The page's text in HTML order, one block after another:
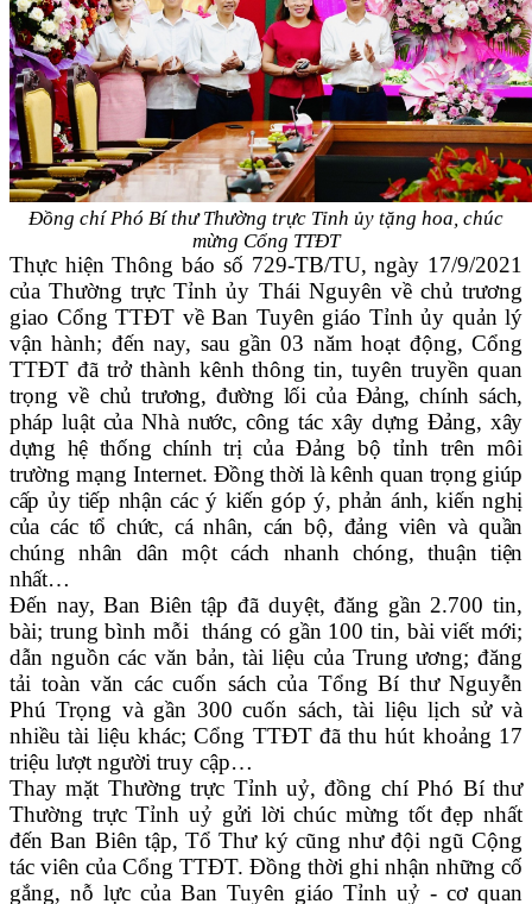
Đồng chí Phó Bí thư Thường trực Tỉnh ủy tặng hoa, chúc
mừng Cổng TTĐT
Thực hiện Thông báo số 729-TB/TU, ngày 17/9/2021
của Thường trực Tỉnh ủy Thái Nguyên về chủ trương
giao Cổng TTĐT về Ban Tuyên giáo Tỉnh ủy quản lý
vận hành; đến nay, sau gần 03 năm hoạt động, Cổng
TTĐT đã trở thành kênh thông tin, tuyên truyền quan
trọng về chủ trương, đường lối của Đảng, chính sách,
pháp luật của Nhà nước, công tác xây dựng Đảng, xây
dựng hệ thống chính trịcủa Đảng bộ tỉnh trên môi
trường mạng Internet. Đồng thời là kênh quan trọng giúp
cấp ủy tiếp nhận các ý kiến góp ý, phản ánh, kiến nghị
của các tổ chức, cá nhân, cán bộ, đảng viên và quần
chúng nhân dân một cách nhanh chóng, thuận tiện
nhất…
Đến nay, Ban Biên tập đã duyệt, đăng gần 2.700 tin,
bài; trung bình mỗi tháng có gần 100 tin, bài viết mới;
dẫn nguồn các văn bản, tài liệu của Trung ương; đăng
tải toàn văn các cuốn sách của Tổng Bí thư Nguyễn
Phú Trọng và gần 300 cuốn sách, tài liệu lịch sử và
nhiều tài liệu khác; Cổng TTĐT đã thu hút khoảng 17
triệu lượt người truy cập…
Thay mặt Thường trực Tỉnh uỷ, đồng chí Phó Bí thư
Thường trực Tỉnh uỷ gửi lời chúc mừng tốt đẹp nhất
đến Ban Biên tập, Tổ Thư ký cũng như đội ngũ Cộng
tác viên của Cổng TTĐT. Đồng thời ghi nhận những cố
gắng, nỗ lực của Ban Tuyên giáo Tỉnh uỷ - cơ quan